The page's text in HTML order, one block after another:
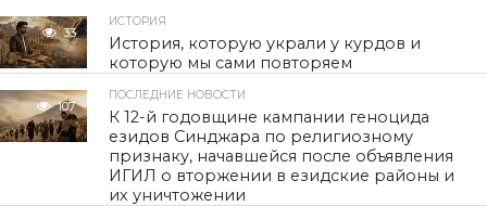
33
ИСТОРИЯ
История, которую украли у курдов и
которую мы сами повторяем
107
ПОСЛЕДНИЕ НОВОСТИ
К 12-й годовщине кампании геноцида
езидов Синджара по религиозному
признаку, начавшейся после объявления
ИГИЛ о вторжении в езидские районы и
их уничтожении